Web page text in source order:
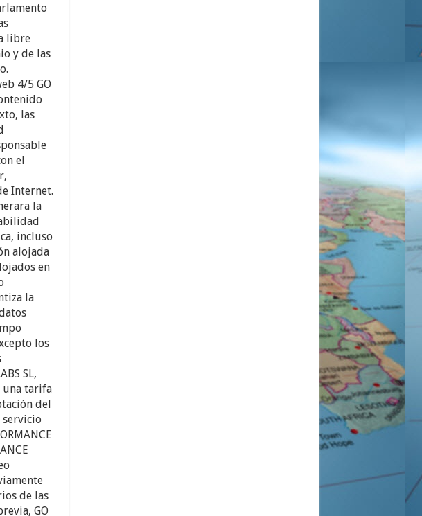
libre
y de las
4/5 GO
las
el
Internet.
la
incluso
alojada
en
la
los
SL,
una tarifa
del
servicio
de las
GO